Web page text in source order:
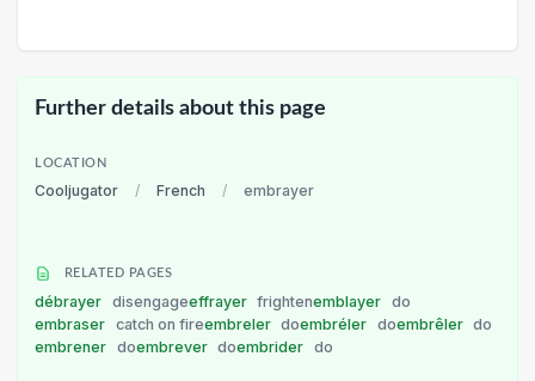
Further details about this page
LOCATION
Cooljugator / French / embrayer
RELATED PAGES
débrayer disengageeffrayer frightenemblayer do
embraser catch on fireembreler doembréler doembrêler do
embrener doembrever doembrider do